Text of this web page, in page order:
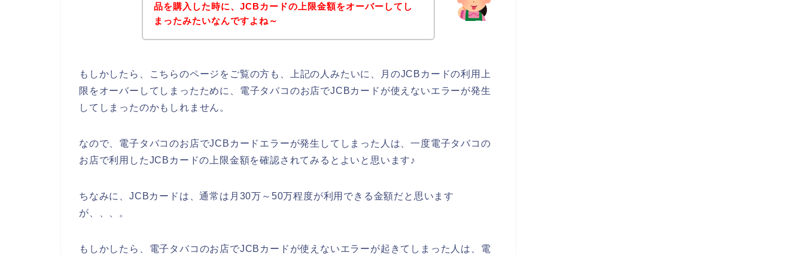
品を購入した時に、JCBカードの上限金額をオーバーしてし
まったみたいなんですよね～
もしかしたら、こちらのページをご覧の方も、上記の人みたいに、月のJCBカードの利用上
限をオーバーしてしまったために、電子タバコのお店でJCBカードが使えないエラーが発生
してしまったのかもしれません。
なので、電子タバコのお店でJCBカードエラーが発生してしまった人は、一度電子タバコの
お店で利用したJCBカードの上限金額を確認されてみるとよいと思います♪
ちなみに、JCBカードは、通常は月30万～50万程度が利用できる金額だと思います
が、、、。
もしかしたら、電子タバコのお店でJCBカードが使えないエラーが起きてしまった人は、電